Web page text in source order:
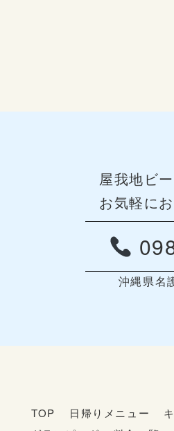
屋我地ビ
お気軽に
沖縄県名
TOP 日帰りメニュー